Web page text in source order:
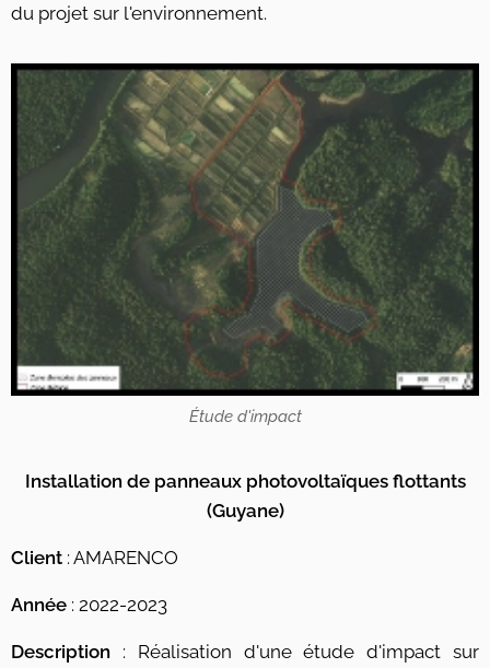
du projet sur l'environnement.
Étude d'impact
Installation de panneaux photovoltaïques flottants
(Guyane)
Client : AMARENCO
Année : 2022-2023
Description : Réalisation d'une étude d'impact sur